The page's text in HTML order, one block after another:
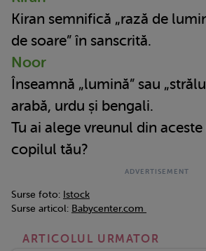
Kiran semnifică „rază de
de soare” în sanscrită.
Noor
Înseamnă „lumină” sau
arabă, urdu și bengali.
Tu ai alege vreunul din
copilul tău?
Surse foto: Istock
Surse articol: Babycenter.com
ARTICOLUL URMATOR